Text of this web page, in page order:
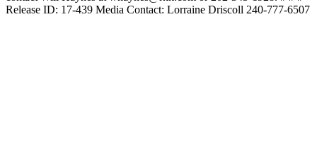
Release ID: 17-439 Media Contact: Lorraine Driscoll 240-777-6507